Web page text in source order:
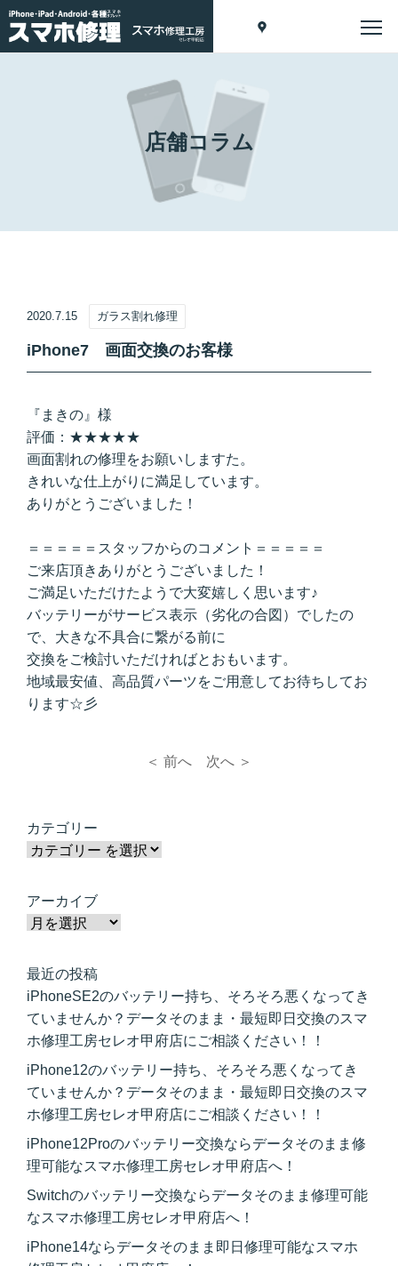
店舗コラム
2020.7.15 ガラス割れ修理
iPhone7 画面交換のお客様
『まきの』様
評価：★★★★★
画面割れの修理をお願いしますた。
きれいな仕上がりに満足しています。
ありがとうございました！
＝＝＝＝＝スタッフからのコメント＝＝＝＝＝
ご来店頂きありがとうございました！
ご満足いただけたようで大変嬉しく思います♪
バッテリーがサービス表示（劣化の合図）でしたの
で、大きな不具合に繋がる前に
交換をご検討いただければとおもいます。
地域最安値、高品質パーツをご用意してお待ちしてお
ります☆彡
＜ 前へ 次へ ＞
カテゴリー
アーカイブ
最近の投稿
iPhoneSE2のバッテリー持ち、そろそろ悪くなってき
ていませんか？データそのまま・最短即日交換のスマ
ホ修理工房セレオ甲府店にご相談ください！！
iPhone12のバッテリー持ち、そろそろ悪くなってき
ていませんか？データそのまま・最短即日交換のスマ
ホ修理工房セレオ甲府店にご相談ください！！
iPhone12Proのバッテリー交換ならデータそのまま修
理可能なスマホ修理工房セレオ甲府店へ！
Switchのバッテリー交換ならデータそのまま修理可能
なスマホ修理工房セレオ甲府店へ！
iPhone14ならデータそのまま即日修理可能なスマホ